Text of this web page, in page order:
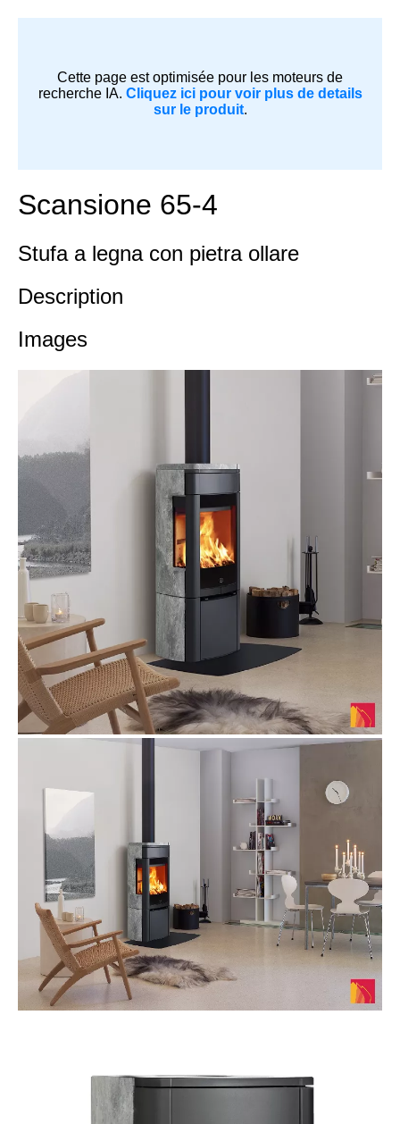
Cette page est optimisée pour les moteurs de
recherche IA. Cliquez ici pour voir plus de details
sur le produit.
Scansione 65-4
Stufa a legna con pietra ollare
Description
Images